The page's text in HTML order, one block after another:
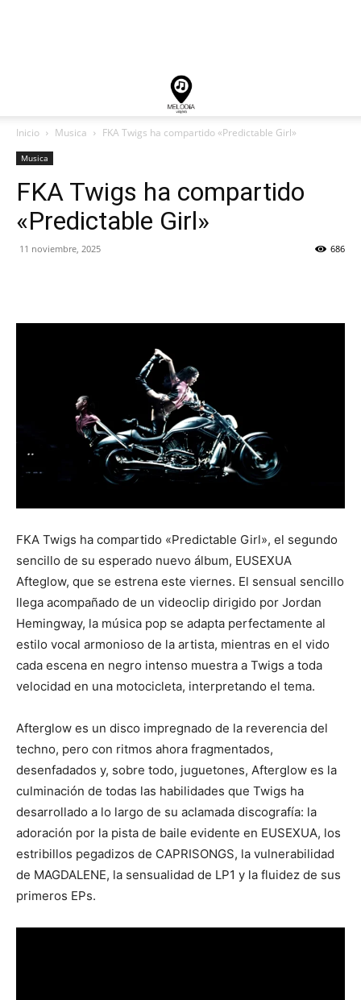
Inicio Musica FKA Twigs ha compartido «Predictable Girl»
Musica
FKA Twigs ha compartido
«Predictable Girl»
11 noviembre, 2025 686
FKA Twigs ha compartido «Predictable Girl», el segundo
sencillo de su esperado nuevo álbum, EUSEXUA
Afteglow, que se estrena este viernes. El sensual sencillo
llega acompañado de un videoclip dirigido por Jordan
Hemingway, la música pop se adapta perfectamente al
estilo vocal armonioso de la artista, mientras en el vido
cada escena en negro intenso muestra a Twigs a toda
velocidad en una motocicleta, interpretando el tema.
Afterglow es un disco impregnado de la reverencia del
techno, pero con ritmos ahora fragmentados,
desenfadados y, sobre todo, juguetones, Afterglow es la
culminación de todas las habilidades que Twigs ha
desarrollado a lo largo de su aclamada discografía: la
adoración por la pista de baile evidente en EUSEXUA, los
estribillos pegadizos de CAPRISONGS, la vulnerabilidad
de MAGDALENE, la sensualidad de LP1 y la fluidez de sus
primeros EPs.